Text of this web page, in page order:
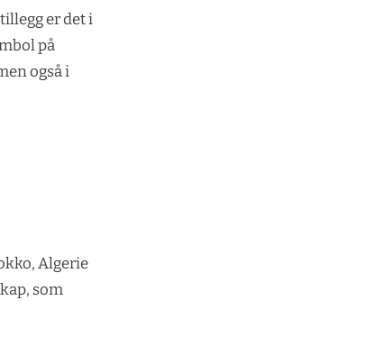
er det i
på
også i
Algerie
som